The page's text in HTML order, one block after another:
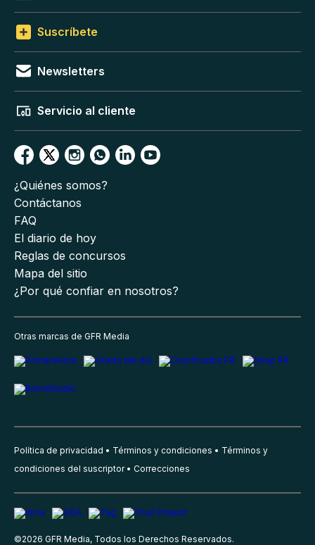
Suscríbete
Newsletters
Servicio al cliente
¿Quiénes somos?
Contáctanos
FAQ
El diario de hoy
Reglas de concursos
Mapa del sitio
¿Por qué confiar en nosotros?
Otras marcas de GFR Media
Política de privacidad Términos y condiciones
Términos y
condiciones del suscriptor
Correcciones
©2026 GFR Media, Todos los Derechos Reservados.